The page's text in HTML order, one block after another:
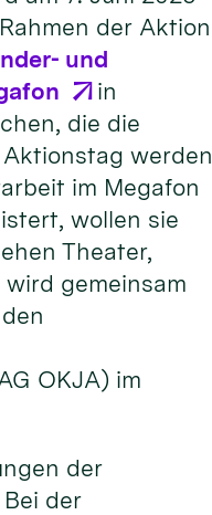
der Aktion
und
in
die die
werden
im Megafon
wollen sie
Theater,
gemeinsam
OKJA) im
der
der